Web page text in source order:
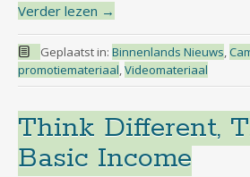
Verder lezen →
Geplaatst in: Binnenlands Nieuws,
promotiemateriaal,Videomateriaal
Think Different,
Basic Income